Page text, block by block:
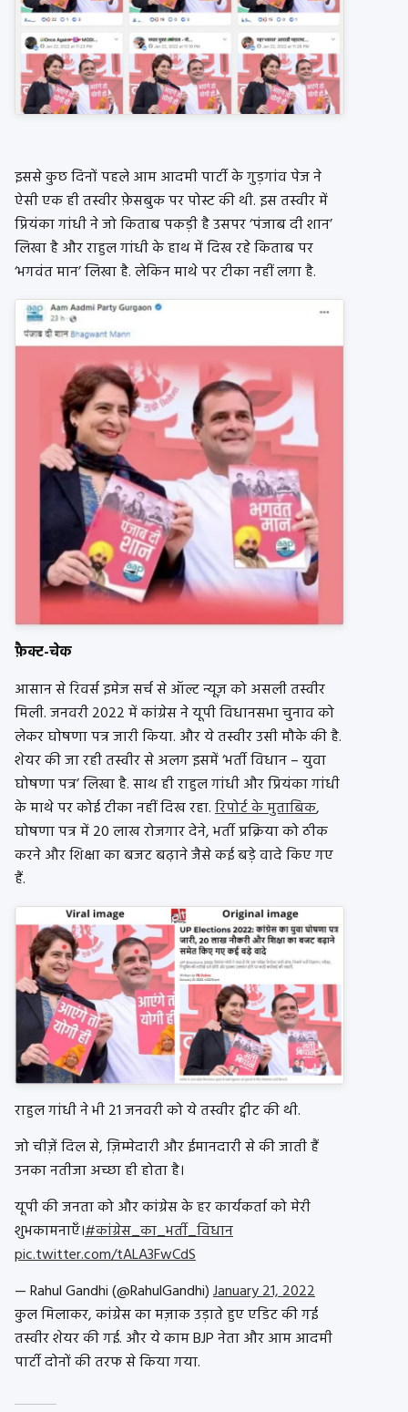
इससे कुछ दिनों पहले आम आदमी पार्टी के गुड़गांव पेज ने
ऐसी एक ही तस्वीर फ़ेसबुक पर पोस्ट की थी. इस तस्वीर में
प्रियंका गांधी ने जो किताब पकड़ी है उसपर ‘पंजाब दी शान’
लिखा है और राहुल गांधी के हाथ में दिख रहे किताब पर
‘भगवंत मान’ लिखा है. लेकिन माथे पर टीका नहीं लगा है.
फ़ैक्ट-चेक
आसान से रिवर्स इमेज सर्च से ऑल्ट न्यूज़ को असली तस्वीर
मिली. जनवरी 2022 में कांग्रेस ने यूपी विधानसभा चुनाव को
लेकर घोषणा पत्र जारी किया. और ये तस्वीर उसी मौके की है.
शेयर की जा रही तस्वीर से अलग इसमें ‘भर्ती विधान – युवा
घोषणा पत्र’ लिखा है. साथ ही राहुल गांधी और प्रियंका गांधी
के माथे पर कोई टीका नहीं दिख रहा.रिपोर्ट के मुताबिक,
घोषणा पत्र में 20 लाख रोजगार देने, भर्ती प्रक्रिया को ठीक
करने और शिक्षा का बजट बढ़ाने जैसे कई बड़े वादे किए गए
हैं.
राहुल गांधी ने भी 21 जनवरी को ये तस्वीर ट्वीट की थी.
जो चीज़ें दिल से, ज़िम्मेदारी और ईमानदारी से की जाती हैं
उनका नतीजा अच्छा ही होता है।
यूपी की जनता को और कांग्रेस के हर कार्यकर्ता को मेरी
शुभकामनाएँ।#कांग्रेस_का_भर्ती_विधान
pic.twitter.com/tALA3FwCdS
— Rahul Gandhi (@RahulGandhi)January 21, 2022
कुल मिलाकर, कांग्रेस का मज़ाक उड़ाते हुए एडिट की गई
तस्वीर शेयर की गई. और ये काम BJP नेता और आम आदमी
पार्टी दोनों की तरफ से किया गया.